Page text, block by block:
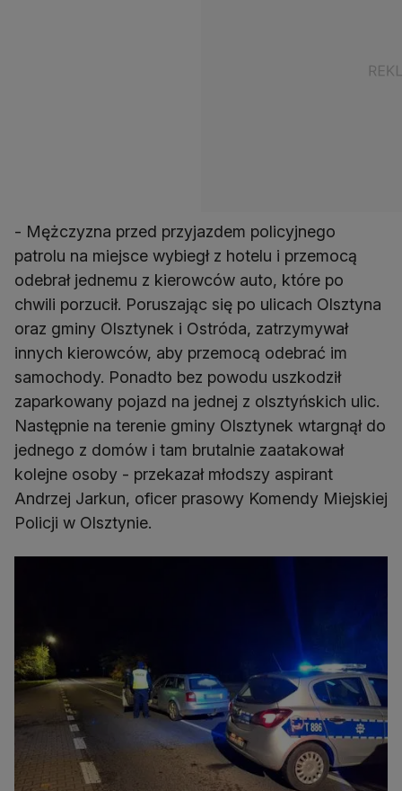
- Mężczyzna przed przyjazdem policyjnego
patrolu na miejsce wybiegł z hotelu i przemocą
odebrał jednemu z kierowców auto, które po
chwili porzucił. Poruszając się po ulicach Olsztyna
oraz gminy Olsztynek i Ostróda, zatrzymywał
innych kierowców, aby przemocą odebrać im
samochody. Ponadto bez powodu uszkodził
zaparkowany pojazd na jednej z olsztyńskich ulic.
Następnie na terenie gminy Olsztynek wtargnął do
jednego z domów i tam brutalnie zaatakował
kolejne osoby - przekazał młodszy aspirant
Andrzej Jarkun, oficer prasowy Komendy Miejskiej
Policji w Olsztynie.